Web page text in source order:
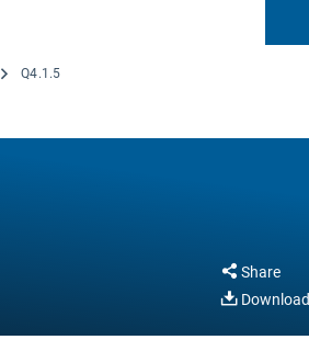
Q4.1.5
Share
Download